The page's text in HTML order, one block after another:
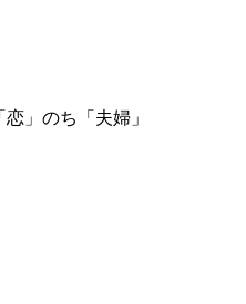
」のち「夫婦」